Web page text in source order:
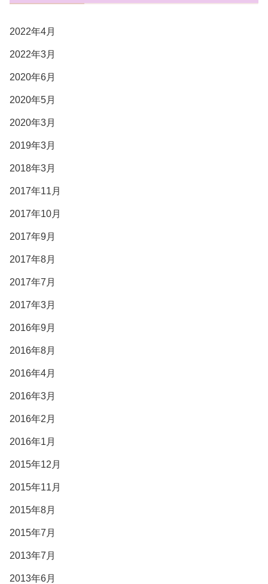
2022年4月
2022年3月
2020年6月
2020年5月
2020年3月
2019年3月
2018年3月
2017年11月
2017年10月
2017年9月
2017年8月
2017年7月
2017年3月
2016年9月
2016年8月
2016年4月
2016年3月
2016年2月
2016年1月
2015年12月
2015年11月
2015年8月
2015年7月
2013年7月
2013年6月